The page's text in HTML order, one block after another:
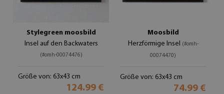
Stylegreen moosbild
Insel auf den Backwaters
(#omh-00074476)
Größe von: 63x43 cm
124.99 €
Moosbild
Herzförmige Insel (#omh-
00074470)
Größe von: 63x43 cm
74.99 €